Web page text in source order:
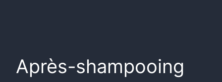
Après-shampooing